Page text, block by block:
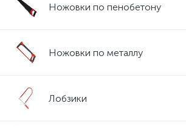
Ножовки по пенобетону
Ножовки по металлу
Лобзики